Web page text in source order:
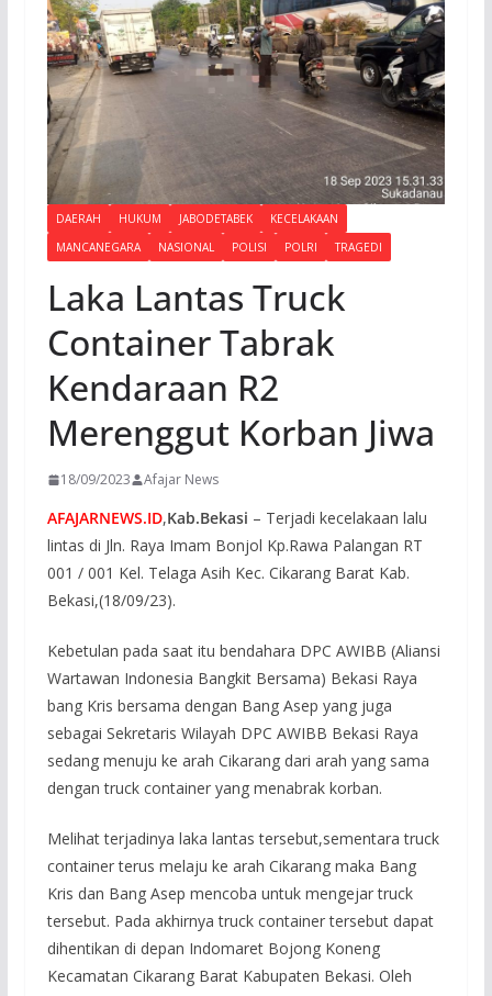
DAERAH HUKUM JABODETABEK
KECELAKAAN
MANCANEGARA
NASIONAL POLISI POLRI TRAGEDI
Laka Lantas Truck
Container Tabrak
Kendaraan R2
Merenggut Korban Jiwa
18/09/2023 Afajar News
AFAJARNEWS.ID,Kab.Bekasi – Terjadi kecelakaan lalu
lintas di Jln. Raya Imam Bonjol Kp.Rawa Palangan RT
001 / 001 Kel. Telaga Asih Kec. Cikarang Barat Kab.
Bekasi,(18/09/23).
Kebetulan pada saat itu bendahara DPC AWIBB (Aliansi
Wartawan Indonesia Bangkit Bersama) Bekasi Raya
bang Kris bersama dengan Bang Asep yang juga
sebagai Sekretaris Wilayah DPC AWIBB Bekasi Raya
sedang menuju ke arah Cikarang dari arah yang sama
dengan truck container yang menabrak korban.
Melihat terjadinya laka lantas tersebut,sementara truck
container terus melaju ke arah Cikarang maka Bang
Kris dan Bang Asep mencoba untuk mengejar truck
tersebut. Pada akhirnya truck container tersebut dapat
dihentikan di depan Indomaret Bojong Koneng
Kecamatan Cikarang Barat Kabupaten Bekasi. Oleh